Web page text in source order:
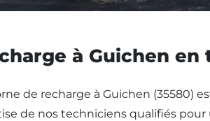
à Guichen
de recharge à Guichen (35580)
de nos techniciens qualifiés